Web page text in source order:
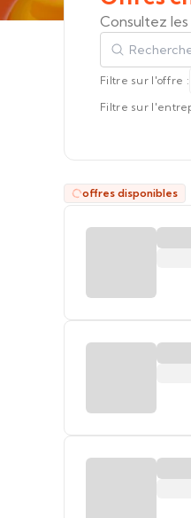
Consultez
Rechercher
Filtre sur l'offre :
Filtre sur
offres disponibles